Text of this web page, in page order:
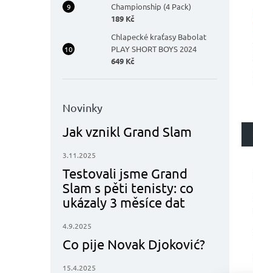
Championship (4 Pack)
189 Kč
Chlapecké kraťasy Babolat
PLAY SHORT BOYS 2024
649 Kč
Novinky
Jak vznikl Grand Slam
3.11.2025
Testovali jsme Grand
Slam s pěti tenisty: co
ukázaly 3 měsíce dat
4.9.2025
Co pije Novak Djoković?
15.4.2025